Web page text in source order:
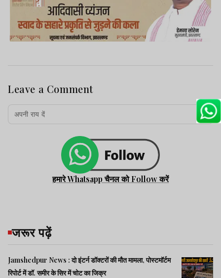
Leave a Comment
हमारे Whatsapp चैनल को Follow करें
जरूर पढ़ें
Jamshedpur News : दो इंटर्न डॉक्टरों की मौत मामला, पोस्टमॉर्टम
रिपोर्ट में डॉ. समीर के सिर में चोट का जिक्र